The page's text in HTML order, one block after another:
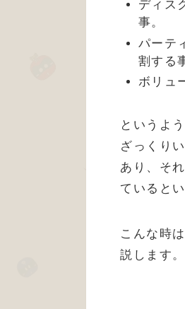
ディス
事。
パーテ
割する
ボリュ
というよ
ざっくり
あり、そ
ていると
こんな時
説します。